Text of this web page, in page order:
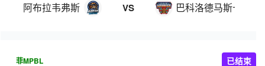
阿布拉韦弗斯 VS 巴科洛德马斯卡拉
菲MPBL 已结束